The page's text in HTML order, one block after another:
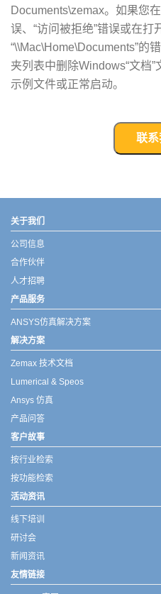
Documents\zemax。如果您
误、“访问被拒绝”错误或在打
“\\Mac\Home\Documents”的
夹列表中删除Windows“文档
示例文件或正常启动。
联系
关于我们
公司信息
合作伙伴
人才招聘
产品服务
ANSYS仿真解决方案
解决方案
Zemax 技术文档
Lumerical & Speos
Ansys 仿真
产品问答
客户故事
按行业检索
按功能检索
活动资讯
线下培训
研讨会
新闻资讯
友情链接